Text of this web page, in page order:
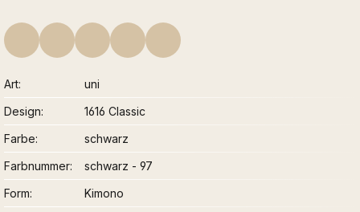
Art
uni
Design
1616 Classic
Farbe
schwarz
Farbnummer
schwarz - 97
Form
Kimono